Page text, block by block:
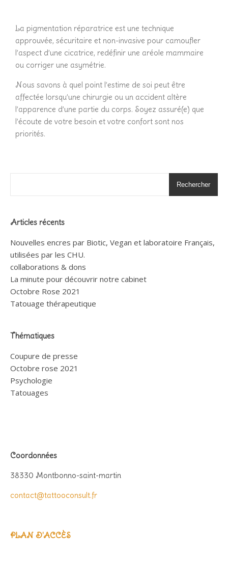
La pigmentation réparatrice est une technique
approuvée, sécuritaire et non-invasive pour camoufler
l’aspect d’une cicatrice, redéfinir une aréole mammaire
ou corriger une asymétrie.
Nous savons à quel point l’estime de soi peut être
affectée lorsqu’une chirurgie ou un accident altère
l’apparence d’une partie du corps. Soyez assuré(e) que
l’écoute de votre besoin et votre confort sont nos
priorités.
Rechercher
Articles récents
Nouvelles encres par Biotic, Vegan et laboratoire Français,
utilisées par les CHU.
collaborations & dons
La minute pour découvrir notre cabinet
Octobre Rose 2021
Tatouage thérapeutique
Thématiques
Coupure de presse
Octobre rose 2021
Psychologie
Tatouages
Coordonnées
38330 Montbonno-saint-martin
contact@tattooconsult.fr
PLAN D'ACCÈS